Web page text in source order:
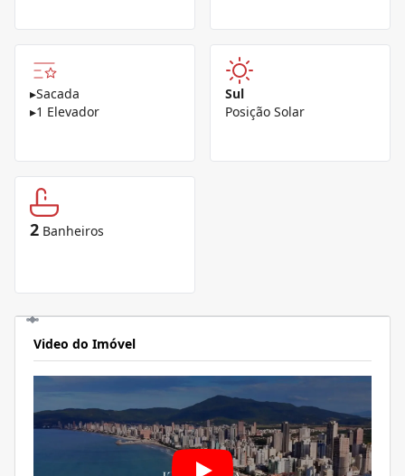
▸Sacada
▸1 Elevador
Sul
Posição Solar
2 Banheiros
Video do Imóvel